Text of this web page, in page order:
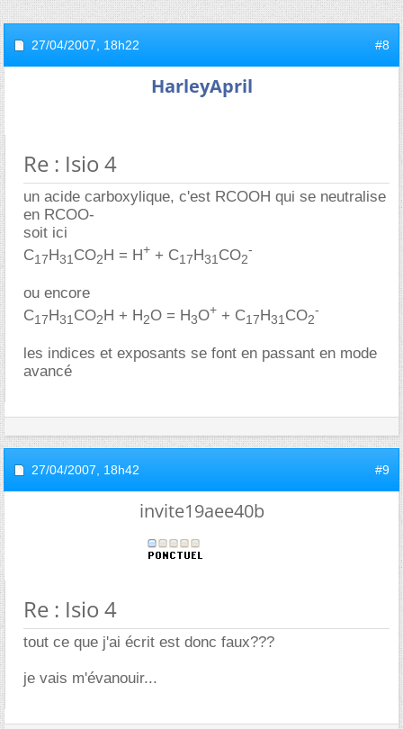
27/04/2007, 18h22 #8
HarleyApril
Re : Isio 4
un acide carboxylique, c'est RCOOH qui se neutralise
en RCOO-
soit ici
C17H31CO2H = H+ + C17H31CO2
-
ou encore
C17H31CO2H + H2O = H3O+ + C17H31CO2
-
les indices et exposants se font en passant en mode
avancé
27/04/2007, 18h42 #9
invite19aee40b
Re : Isio 4
tout ce que j'ai écrit est donc faux???
je vais m'évanouir...